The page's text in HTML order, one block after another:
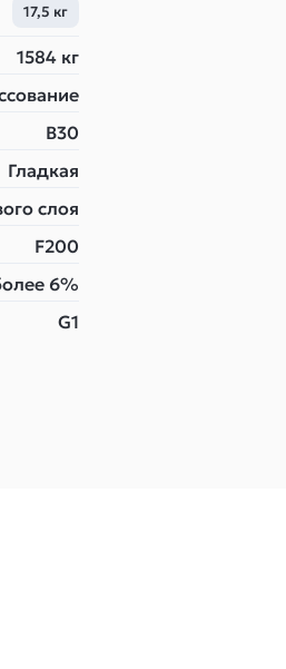
17,5 кг
1584 кг
B30
Гладкая
слоя
F200
6%
G1